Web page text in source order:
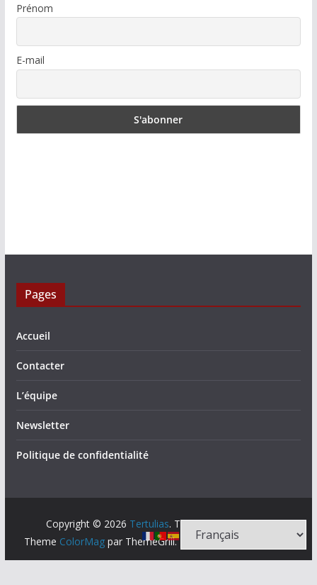
Prénom
E-mail
Pages
Accueil
Contacter
L’équipe
Newsletter
Politique de confidentialité
Copyright © 2026 Tertulias. Tous droits réservés.
Theme ColorMagpar ThemeGrill. Propulsé par